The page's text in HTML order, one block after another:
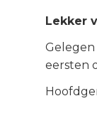
Lekker
Gelegen
eersten